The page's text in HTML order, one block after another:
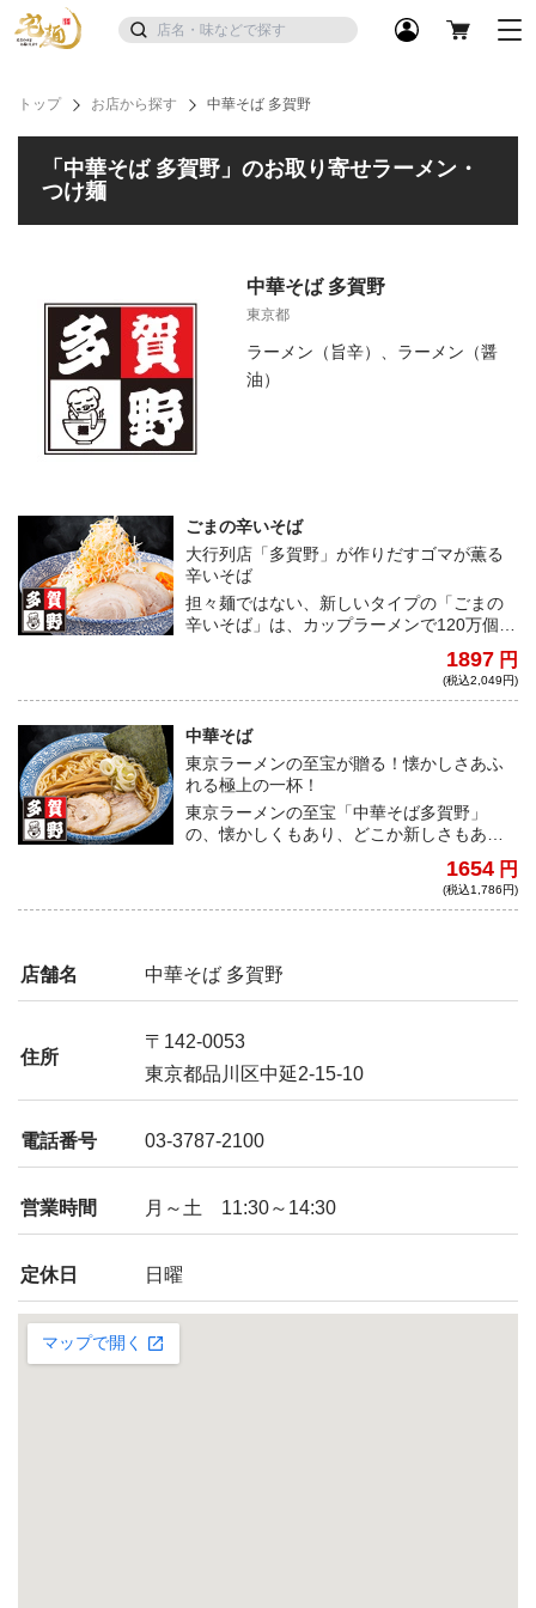
トップ お店から探す 中華そば 多賀野
「中華そば 多賀野」のお取り寄せラーメン・
つけ麺
中華そば 多賀野
東京都
ラーメン（旨辛）、ラーメン（醤
油）
ごまの辛いそば
大行列店「多賀野」が作りだすゴマが薫る
辛いそば
担々麺ではない、新しいタイプの「ごまの
辛いそば」は、カップラーメンで120万個の
ル商品。お酢のほのかな酸味と、豆板醤の
上品な辛み、贅沢な練りゴマの香ばしさの
1897 円
(税込2,049円)
中華そば
東京ラーメンの至宝が贈る！懐かしさあふ
れる極上の一杯！
東京ラーメンの至宝「中華そば多賀野」
の、懐かしくもあり、どこか新しさもある
身の一杯は、地元住民を中心に連日長蛇の
行列を作る。店先に流れるほのかの煮干し
かく、奥深い一杯。まさに東京ラーメンの
至宝と言える。
1654 円
(税込1,786円)
店舗名 中華そば 多賀野
住所
〒142-0053
東京都品川区中延2-15-10
電話番号 03-3787-2100
営業時間 月～土 11:30～14:30
定休日 日曜